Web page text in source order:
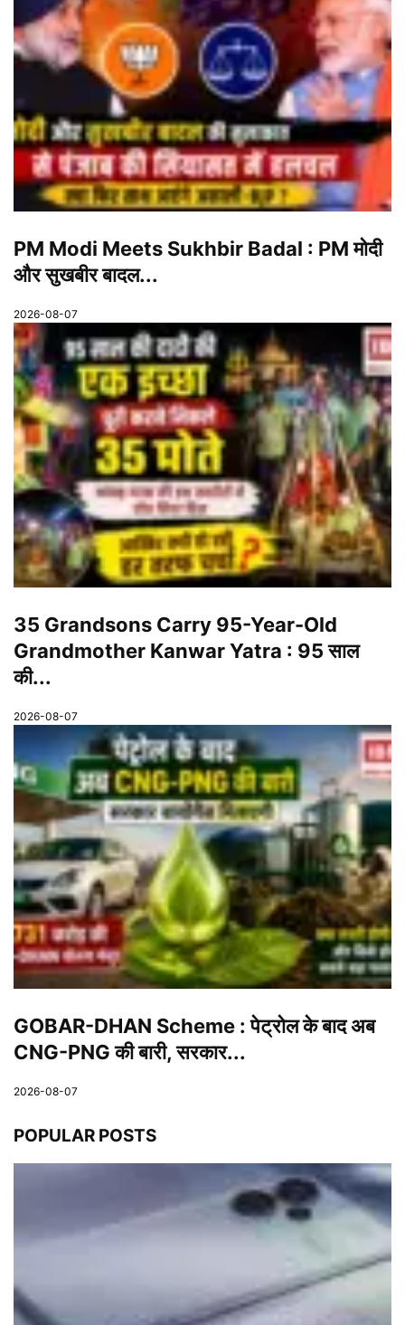
PM Modi Meets Sukhbir Badal : PM मोदी
और सुखबीर बादल...
2026-08-07
35 Grandsons Carry 95-Year-Old
Grandmother Kanwar Yatra : 95 साल
की...
2026-08-07
GOBAR-DHAN Scheme : पेट्रोल के बाद अब
CNG-PNG की बारी, सरकार...
2026-08-07
POPULAR POSTS